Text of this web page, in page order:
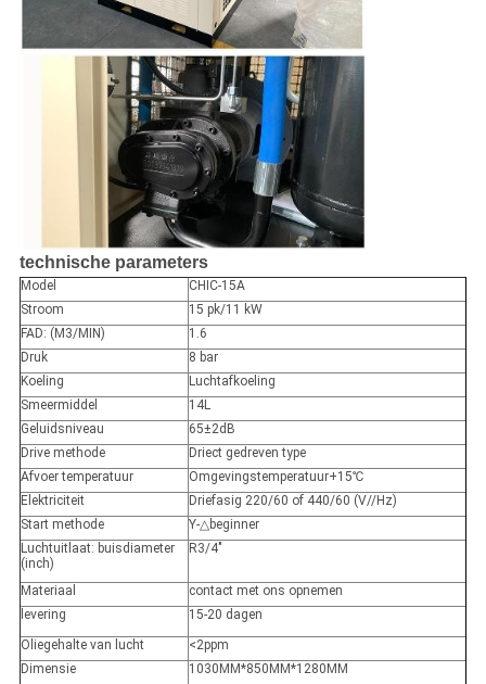
technische parameters
Model
CHIC-15A
Stroom
15 pk/11 kW
FAD: (M3/MIN)
1.6
Druk
8 bar
Koeling
Luchtafkoeling
Smeermiddel
14L
Geluidsniveau
65±2dB
Drive methode
Driect gedreven type
Afvoer temperatuur
Omgevingstemperatuur+15℃
Elektriciteit
Driefasig 220/60 of 440/60 (V//Hz)
Start methode
Y-△beginner
Luchtuitlaat: buisdiameter
(inch)
R3/4"
Materiaal
contact met ons opnemen
levering
15-20 dagen
Oliegehalte van lucht
<2ppm
Dimensie
1030MM*850MM*1280MM